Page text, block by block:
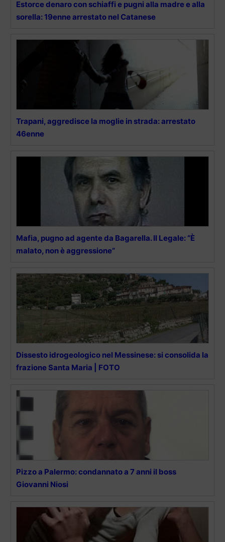
Estorce denaro con schiaffi e pugni alla madre e alla
sorella: 19enne arrestato nel Catanese
Trapani, aggredisce la moglie in strada: arrestato
46enne
Mafia, pugno ad agente da Bagarella. Il Legale: “È
malato, non è aggressione”
Dissesto idrogeologico nel Messinese: si consolida la
frazione Santa Maria | FOTO
Pizzo a Palermo: condannato a 7 anni il boss
Giovanni Niosi